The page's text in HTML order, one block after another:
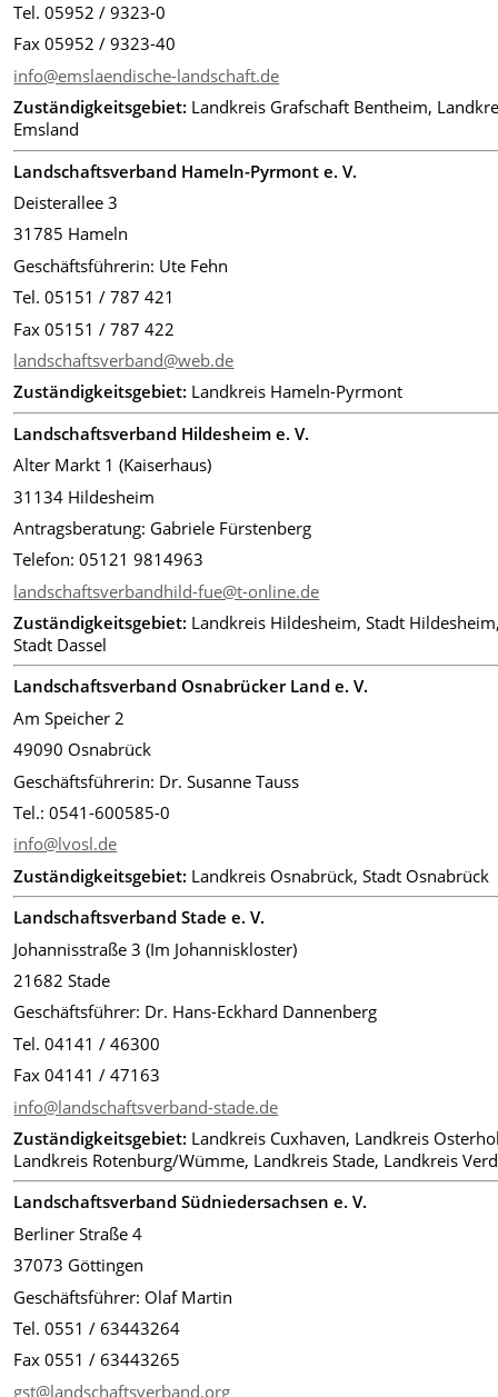
Tel. 05952 / 9323-0
Fax 05952 / 9323-40
info@emslaendische-landschaft.de
Zuständigkeitsgebiet: Landkreis Grafschaft Bentheim,
Emsland
Landschaftsverband Hameln-Pyrmont e. V.
Deisterallee 3
31785 Hameln
Geschäftsführerin: Ute Fehn
Tel. 05151 / 787 421
Fax 05151 / 787 422
landschaftsverband@web.de
Zuständigkeitsgebiet: Landkreis Hameln-Pyrmont
Landschaftsverband Hildesheim e. V.
Alter Markt 1 (Kaiserhaus)
31134 Hildesheim
Antragsberatung: Gabriele Fürstenberg
Telefon: 05121 9814963
landschaftsverbandhild-fue@t-online.de
Zuständigkeitsgebiet: Landkreis Hildesheim, Stadt
Stadt Dassel
Landschaftsverband Osnabrücker Land e. V.
Am Speicher 2
49090 Osnabrück
Geschäftsführerin: Dr. Susanne Tauss
Tel.: 0541-600585-0
info@lvosl.de
Zuständigkeitsgebiet: Landkreis Osnabrück, Stadt Osnabrück
Landschaftsverband Stade e. V.
Johannisstraße 3 (Im Johanniskloster)
21682 Stade
Geschäftsführer: Dr. Hans-Eckhard Dannenberg
Tel. 04141 / 46300
Fax 04141 / 47163
info@landschaftsverband-stade.de
Zuständigkeitsgebiet: Landkreis Cuxhaven, Landkreis
Landkreis Rotenburg/Wümme, Landkreis Stade, Landkreis
Landschaftsverband Südniedersachsen e. V.
Berliner Straße 4
37073 Göttingen
Geschäftsführer: Olaf Martin
Tel. 0551 / 63443264
Fax 0551 / 63443265
gst@landschaftsverband.org